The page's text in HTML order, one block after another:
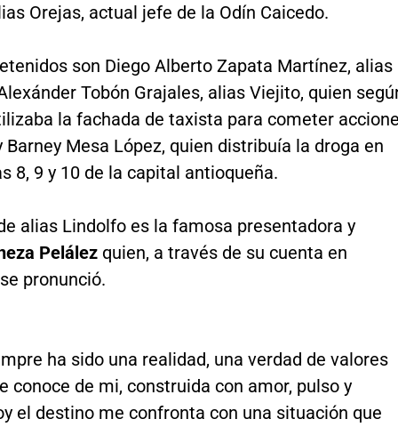
Orejas, actual jefe de la Odín Caicedo.
son Diego Alberto Zapata Martínez, alias
Tobón Grajales, alias Viejito, quien
la fachada de taxista para cometer
Barney Mesa López, quien distribuía la droga en
8, 9 y 10 de la capital antioqueña.
alias Lindolfo es la famosa presentadora y
Pelálezquien, a través de su cuenta en
pronunció.
ha sido una realidad, una verdad de valores
conoce de mi, construida con amor, pulso y
el destino me confronta con una situación que